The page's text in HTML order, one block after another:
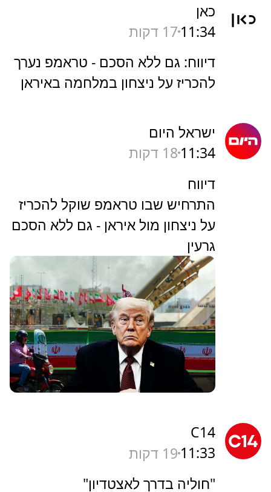
כאן
11:34 17 דקות
דיווח: גם ללא הסכם - טראמפ נערך
להכריז על ניצחון במלחמה באיראן
ישראל היום
11:34 18 דקות
דיווח
התרחיש שבו טראמפ שוקל להכריז
על ניצחון מול איראן - גם ללא הסכם
גרעין
C14
11:33 19 דקות
"חוליה בדרך לאצטדיון"